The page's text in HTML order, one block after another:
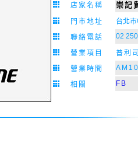
店家名稱 崇記
門市地址
台北
聯絡電話
02
營業項目
普利
營業時間
相關 FB